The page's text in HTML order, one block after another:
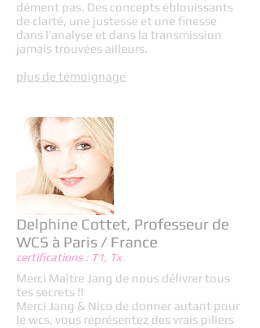
dément pas. Des concepts éblouissants
de clarté, une justesse et une finesse
dans l’analyse et dans la transmission
jamais trouvées ailleurs.
plus de témoignage
Delphine Cottet, Professeur de
WCS à Paris / France
certifications : T1, Tx
Merci Maître Jang de nous délivrer tous
tes secrets !!
Merci Jang & Nico de donner autant pour
le wcs, vous représentez des vrais piliers